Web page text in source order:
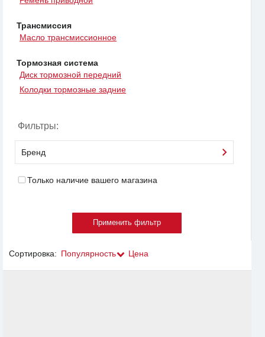
Трансмиссия
Масло трансмиссионное
Тормозная система
Диск тормозной передний
Колодки тормозные задние
Фильтры:
Бренд
Только наличие вашего магазина
Сортировка: Популярность Цена